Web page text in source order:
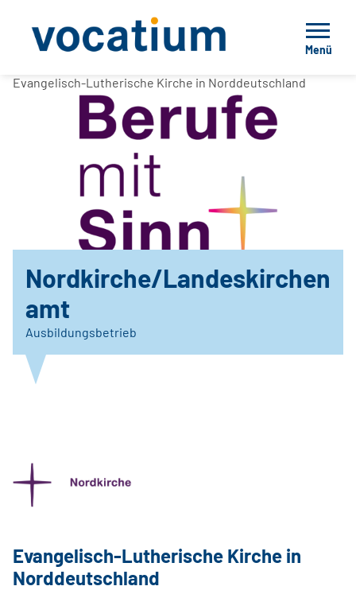
Menü
Evangelisch-Lutherische Kirche in Norddeutschland
Nordkirche/Landeskirchen
amt
Ausbildungsbetrieb
Evangelisch-Lutherische Kirche in
Norddeutschland